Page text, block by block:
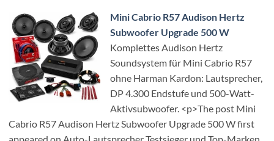
Mini Cabrio R57 Audison Hertz
Subwoofer Upgrade 500 W
Komplettes Audison Hertz
Soundsystem für Mini Cabrio R57
ohne Harman Kardon: Lautsprecher,
DP 4.300 Endstufe und 500-Watt-
Aktivsubwoofer. <p>The post Mini
Cabrio R57 Audison Hertz Subwoofer Upgrade 500 W first
appeared on Auto-Lautsprecher Testsieger und Top-Marken.